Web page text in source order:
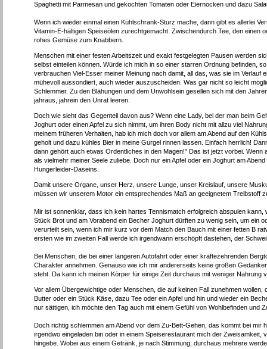
Spaghetti mit Parmesan und gekochten Tomaten oder Eiernocken und dazu
Wenn ich wieder einmal einen Kühlschrank-Sturz mache, dann gibt es allerlei
Vitamin-E-hältigen Speiseölen zurechtgemacht. Zwischendurch Tee, den einen
rohes Gemüse zum Knabbern.
Menschen mit einer festen Arbeitszeit und exakt festgelegten Pausen werden
selbst einteilen können. Würde ich mich in so einer starren Ordnung befinden,
verbrauchen Viel-Esser meiner Meinung nach damit, all das, was sie im
mühevoll aussondiert, auch wieder auszuscheiden. Was gar nicht so leicht
Schlemmer. Zu den Blähungen und dem Unwohlsein gesellen sich mit den
jahraus, jahrein den Unrat leeren.
Doch wie sieht das Gegenteil davon aus? Wenn eine Lady, bei der man beim
Joghurt oder einen Apfel zu sich nimmt, um ihren Body nicht mit allzu viel
meinem früheren Verhalten, hab ich mich doch vor allem am Abend auf den
geholt und dazu kühles Bier in meine Gurgel rinnen lassen. Einfach herrlich!
dann gehört auch etwas Ordentliches in den Magen!" Das ist jetzt vorbei.
als vielmehr meiner Seele zuliebe. Doch nur ein Apfel oder ein Joghurt am
Hungerleider-Daseins.
Damit unsere Organe, unser Herz, unsere Lunge, unser Kreislauf, unsere
müssen wir unserem Motor ein entsprechendes Maß an geeignetem Treibstoff
Mir ist sonnenklar, dass ich kein hartes Tennismatch erfolgreich abspulen
Stück Brot und am Vorabend ein Becher Joghurt dürften zu wenig sein, um ein
verurteilt sein, wenn ich mir kurz vor dem Match den Bauch mit einer fetten B
ersten wie im zweiten Fall werde ich irgendwann erschöpft dastehen, der
Bei Menschen, die bei einer längeren Autofahrt oder einer kräftezehrenden
Charakter annehmen. Genauso wie ich mir andererseits keine großen
steht. Da kann ich meinen Körper für einige Zeit durchaus mit weniger
Vor allem Übergewichtige oder Menschen, die auf keinen Fall zunehmen
Butter oder ein Stück Käse, dazu Tee oder ein Apfel und hin und wieder ein
nur sättigen, ich möchte den Tag auch mit einem Gefühl von Wohlbefinden
Doch richtig schlemmen am Abend vor dem Zu-Bett-Gehen, das kommt bei
irgendwo eingeladen bin oder in einem Speiserestaurant mich der
hingebe. Wobei aus einem Getränk, je nach Stimmung, durchaus mehrere